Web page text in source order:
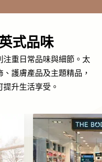
式品味
重日常品味與細節。太
護膚產品及主題精品，
升生活享受。